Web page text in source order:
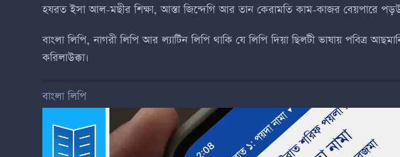
হযরত ইসা আল-মছীর শিক্ষা, আস্তা জিন্দেগি আর তান কেরামতি কাম-কাজর বেয়পারে
বাংলা লিপি, নাগরী লিপি আর ল্যাটিন লিপি থাকি যে লিপি দিয়া ছিলটী ভাষায় পবিত্র
করিলাউক্কা।
বাংলা লিপি